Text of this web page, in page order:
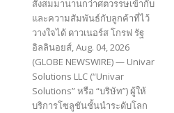
สั่งสมมานานกว่าศตวรรษเข้ากับ
และความสัมพันธ์กับลูกค้าที่ไว้
วางใจได้ ดาวเนอร์ส โกรฟ รัฐ
อิลลินอยส์, Aug. 04, 2026
(GLOBE NEWSWIRE) — Univar
Solutions LLC (“Univar
Solutions” หรือ “บริษัท”) ผู้ให้
บริการโซลูชันชั้นนำระดับโลก